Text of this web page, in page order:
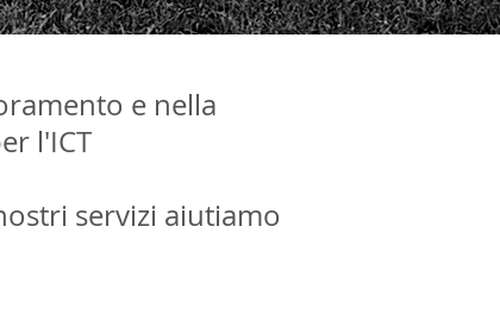
e nella
l'ICT
servizi aiutiamo